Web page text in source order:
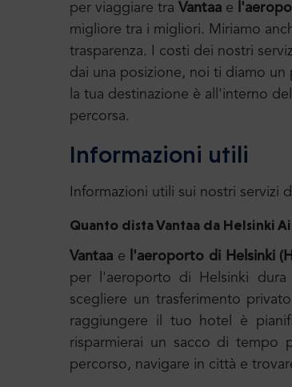
per viaggiare tra Vantaa e
migliore tra i migliori. Miriamo
trasparenza. I costi dei nostri
dai una posizione, noi ti diamo
la tua destinazione è all'interno
percorsa.
Informazioni utili
Informazioni utili sui nostri servizi
Quanto dista Vantaa da Helsinki
Vantaa e l'aeroporto di Helsinki
per l'aeroporto di Helsinki
scegliere un trasferimento
raggiungere il tuo hotel è
risparmierai un sacco di tempo
percorso, navigare in città e